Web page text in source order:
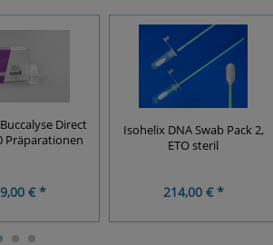
Direct
Präparationen
€ *
Isohelix DNA Swab Pack 2,
ETO steril
214,00 € *